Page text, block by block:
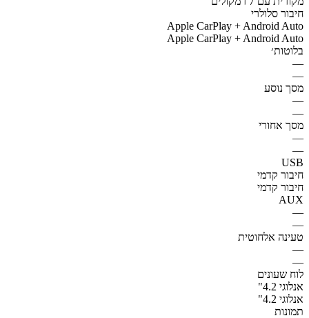
חיבור סלולרי
Apple CarPlay + Android Auto
Apple CarPlay + Android Auto
בלוטות׳
—
—
מסך נוסע
—
—
מסך אחורי
—
—
USB
חיבור קדמי
חיבור קדמי
AUX
—
—
טעינה אלחוטית
—
—
לוח שעונים
אנלוגי 4.2"
אנלוגי 4.2"
תמונות